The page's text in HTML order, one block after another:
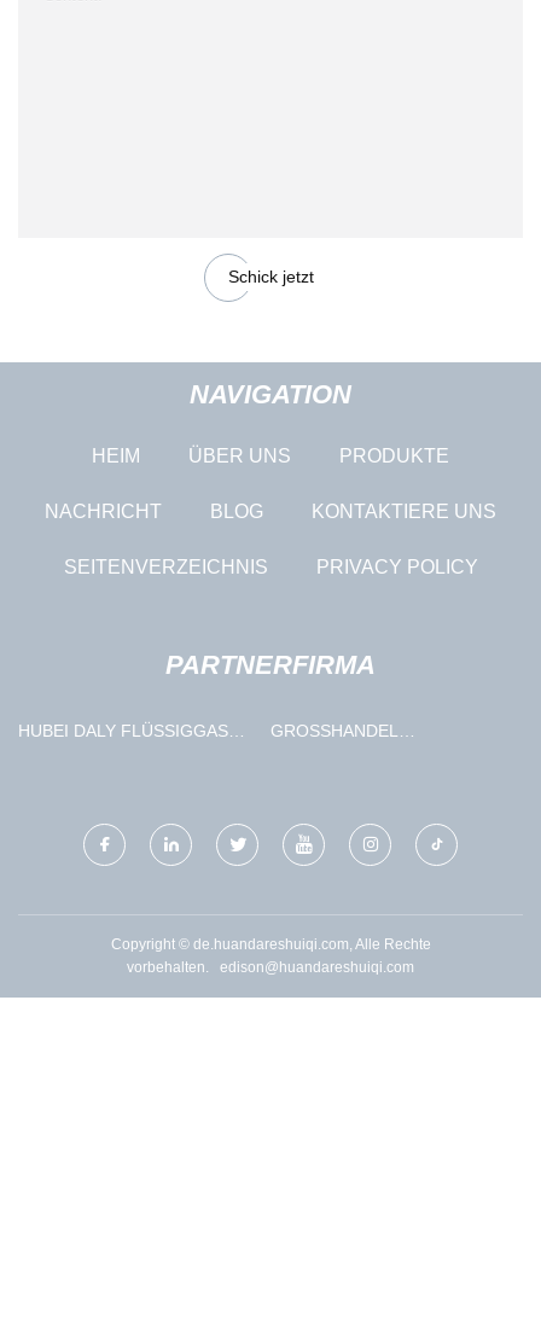
Schick jetzt
NAVIGATION
HEIM ÜBER UNS PRODUKTE
NACHRICHT BLOG KONTAKTIERE UNS
SEITENVERZEICHNIS PRIVACY POLICY
PARTNERFIRMA
HUBEI DALY FLÜSSIGGAS
GROSSHANDEL N
Copyright © de.huandareshuiqi.com, Alle Rechte
vorbehalten. edison@huandareshuiqi.com